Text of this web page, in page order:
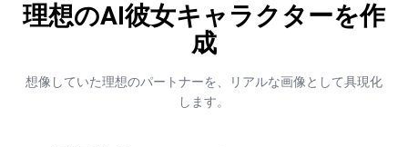
理想のAI彼女キャラクターを作
成
想像していた理想のパートナーを、リアルな画像として具現化
します。